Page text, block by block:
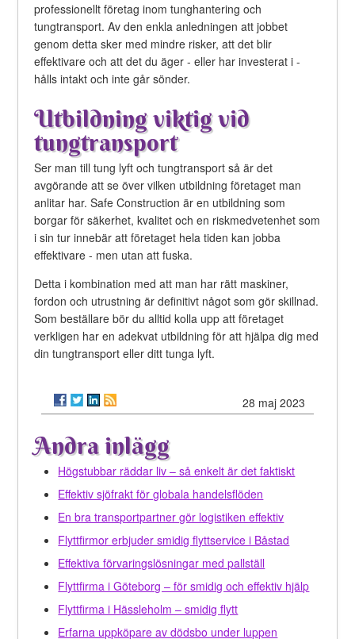
professionellt företag inom tunghantering och
tungtransport. Av den enkla anledningen att jobbet
genom detta sker med mindre risker, att det blir
effektivare och att det du äger - eller har investerat i -
hålls intakt och inte går sönder.
Utbildning viktig vid
tungtransport
Ser man till tung lyft och tungtransport så är det
avgörande att se över vilken utbildning företaget man
anlitar har. Safe Construction är en utbildning som
borgar för säkerhet, kvalitet och en riskmedvetenhet som
i sin tur innebär att företaget hela tiden kan jobba
effektivare - men utan att fuska.
Detta i kombination med att man har rätt maskiner,
fordon och utrustning är definitivt något som gör skillnad.
Som beställare bör du alltid kolla upp att företaget
verkligen har en adekvat utbildning för att hjälpa dig med
din tungtransport eller ditt tunga lyft.
28 maj 2023
Andra inlägg
Högstubbar räddar liv – så enkelt är det faktiskt
Effektiv sjöfrakt för globala handelsflöden
En bra transportpartner gör logistiken effektiv
Flyttfirmor erbjuder smidig flyttservice i Båstad
Effektiva förvaringslösningar med pallställ
Flyttfirma i Göteborg – för smidig och effektiv hjälp
Flyttfirma i Hässleholm – smidig flytt
Erfarna uppköpare av dödsbo under luppen